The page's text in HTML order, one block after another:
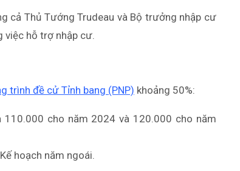
cả Thủ Tướng Trudeau và Bộ trưởng nhập cư
việc hỗ trợ nhập cư.
trình đề cử Tỉnh bang (PNP) khoảng 50%:
cho năm 2024 và 120.000 cho năm
hoạch năm ngoái.